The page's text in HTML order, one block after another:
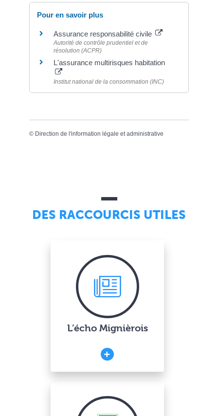
Pour en savoir plus
Assurance responsabilité civile
Autorité de contrôle prudentiel et de
résolution (ACPR)
L'assurance multirisques habitation
Institut national de la consommation (INC)
© Direction de l'information légale et administrative
DES RACCOURCIS UTILES
L’écho Mignièrois